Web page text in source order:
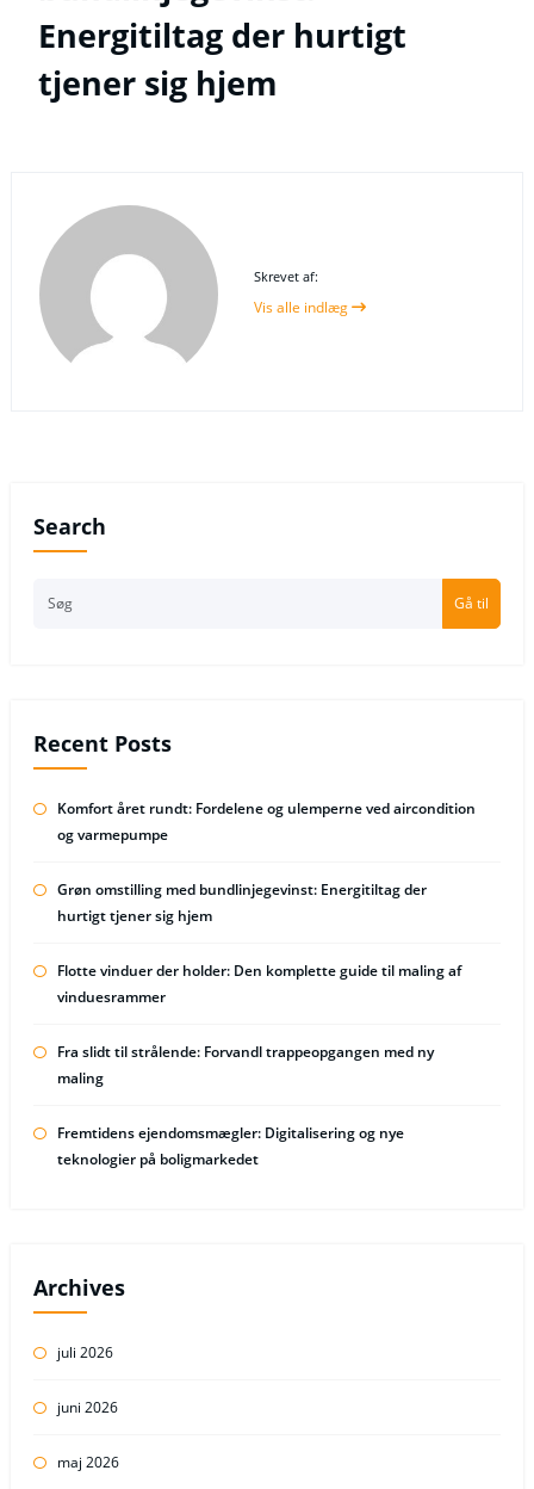
Energitiltag der hurtigt
tjener sig hjem
Skrevet af:
Vis alle indlæg
Search
Gå til
Recent Posts
Komfort året rundt: Fordelene og ulemperne ved aircondition
og varmepumpe
Grøn omstilling med bundlinjegevinst: Energitiltag der
hurtigt tjener sig hjem
Flotte vinduer der holder: Den komplette guide til maling af
vinduesrammer
Fra slidt til strålende: Forvandl trappeopgangen med ny
maling
Fremtidens ejendomsmægler: Digitalisering og nye
teknologier på boligmarkedet
Archives
juli 2026
juni 2026
maj 2026